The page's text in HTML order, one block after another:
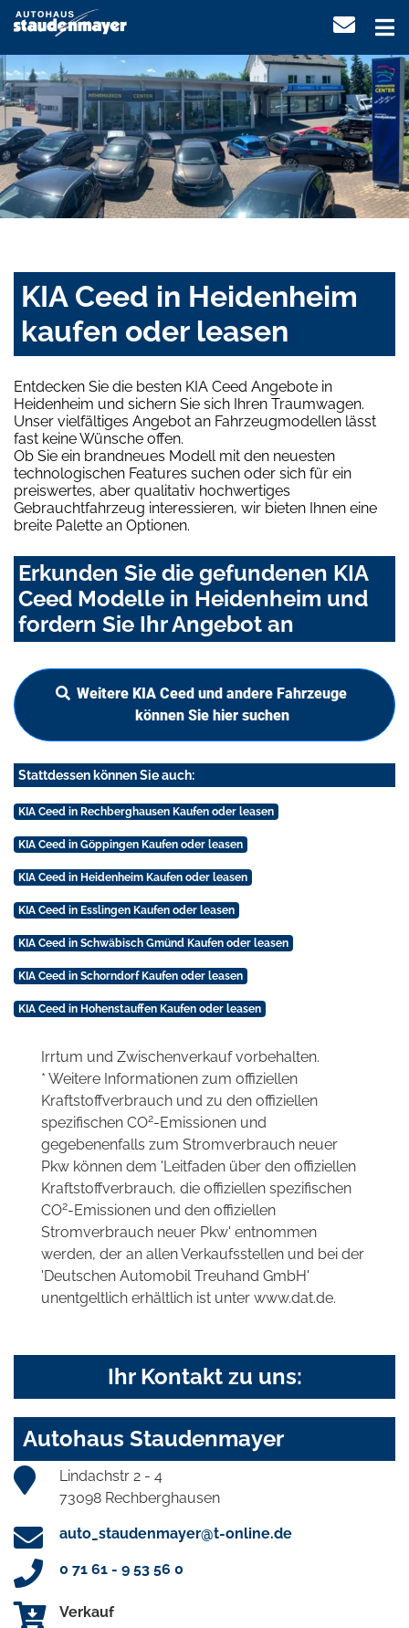
KIA Ceed in Heidenheim
kaufen oder leasen
Entdecken Sie die besten KIA Ceed Angebote in
Heidenheim und sichern Sie sich Ihren Traumwagen.
Unser vielfältiges Angebot an Fahrzeugmodellen lässt
fast keine Wünsche offen.
Ob Sie ein brandneues Modell mit den neuesten
technologischen Features suchen oder sich für ein
preiswertes, aber qualitativ hochwertiges
Gebrauchtfahrzeug interessieren, wir bieten Ihnen eine
breite Palette an Optionen.
Erkunden Sie die gefundenen KIA
Ceed Modelle in Heidenheim und
fordern Sie Ihr Angebot an
Weitere KIA Ceed und andere Fahrzeuge
können Sie hier suchen
Stattdessen können Sie auch:
KIA Ceed in Rechberghausen Kaufen oder leasen
KIA Ceed in Göppingen Kaufen oder leasen
KIA Ceed in Heidenheim Kaufen oder leasen
KIA Ceed in Esslingen Kaufen oder leasen
KIA Ceed in Schwäbisch Gmünd Kaufen oder leasen
KIA Ceed in Schorndorf Kaufen oder leasen
KIA Ceed in Hohenstauffen Kaufen oder leasen
Irrtum und Zwischenverkauf vorbehalten.
* Weitere Informationen zum offiziellen
Kraftstoffverbrauch und zu den offiziellen
spezifischen CO2-Emissionen und
gegebenenfalls zum Stromverbrauch neuer
Pkw können dem 'Leitfaden über den offiziellen
Kraftstoffverbrauch, die offiziellen spezifischen
CO2-Emissionen und den offiziellen
Stromverbrauch neuer Pkw' entnommen
werden, der an allen Verkaufsstellen und bei der
'Deutschen Automobil Treuhand GmbH'
unentgeltlich erhältlich ist unter www.dat.de.
Ihr Kontakt zu uns:
Autohaus Staudenmayer
Lindachstr 2 - 4
73098 Rechberghausen
auto_staudenmayer@t-online.de
0 71 61 - 9 53 56 0
Verkauf